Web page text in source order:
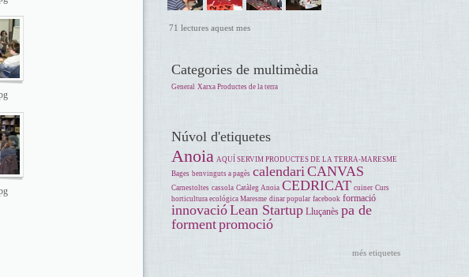
71 lectures aquest mes
Categories de multimèdia
General Xarxa Productes de la terra
Núvol d'etiquetes
Anoia AQUÍ SERVIM PRODUCTES DE LA TERRA-MARESME
Bages benvinguts a pagès calendariCANVAS
Carnestoltes cassola Catàleg Anoia CEDRICAT cuiner Curs
horticultura ecológica Maresme dinar popular facebook formació
innovacióLean Startup Lluçanès pa de
formentpromoció
més etiquetes